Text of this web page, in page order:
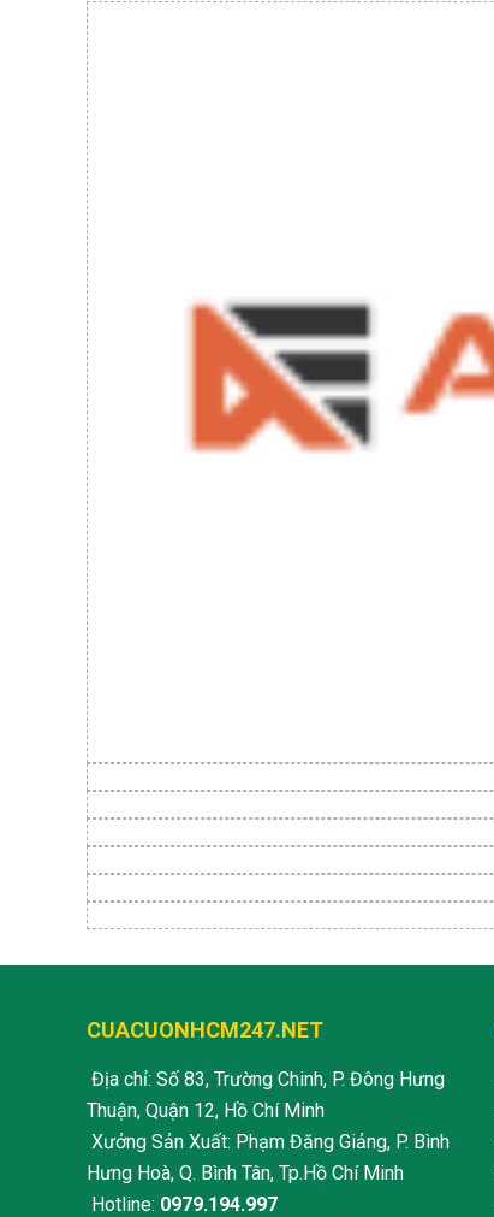
CUACUONHCM247.NET
Địa chỉ: Số 83, Trường Chinh, P. Đông Hưng
Thuận, Quận 12, Hồ Chí Minh
Xưởng Sản Xuất: Phạm Đăng Giảng, P. Bình
Hưng Hoà, Q. Bình Tân, Tp.Hồ Chí Minh
Hotline: 0979.194.997